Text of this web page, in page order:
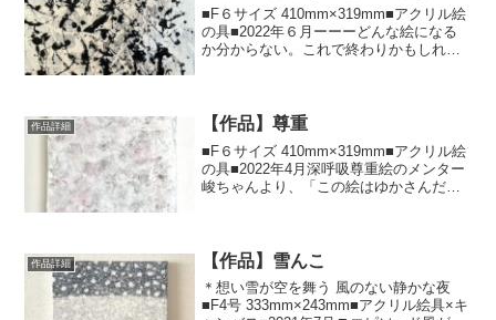
■F６サイズ 410mm×319mm■アクリル絵
の具■2022年６月ーーーどんな絵になる
か分からない。これで終わりかもしれな
たと思...
作品詳細 【作品】尊重
■F６サイズ 410mm×319mm■アクリル絵
の具■2022年4月⁡深呼吸尊重⁡⁡絵のメンター
峻ちゃんより、「この絵はゆかさんだ
作品詳細 【作品】雪んこ
＊想い雪が空を舞う 風のない静かな夜
⁡⁡⁡■F4号 333mm×243mm■アクリル絵具×キ